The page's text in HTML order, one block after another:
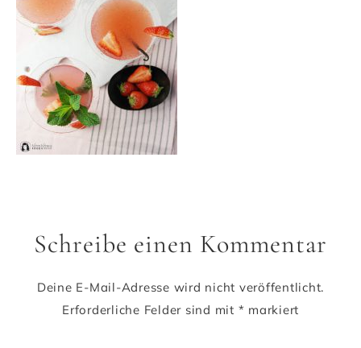
Schreibe einen Kommentar
Deine E-Mail-Adresse wird nicht veröffentlicht.
Erforderliche Felder sind mit * markiert